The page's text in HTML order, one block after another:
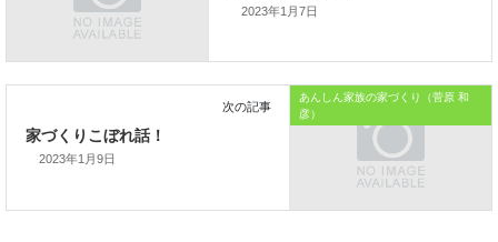
では、では。
ご家族が幸せになるお手伝いをする」
2023年1月7日
あんしん家族の家づくり（菅原 和
彦）
2023年1月9日